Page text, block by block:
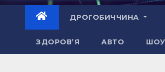
ДРОГОБИЧЧИНА
ЗДОРОВ’Я АВТО ШОУ